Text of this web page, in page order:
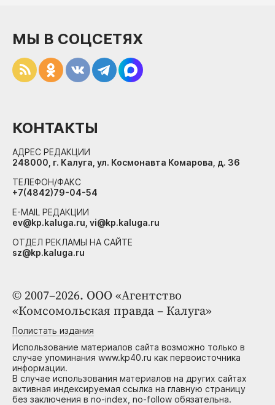
© 2007–2026. ООО «Агентство
«Комсомольская правда – Калуга»
Полистать издания
Использование материалов сайта возможно только в
случае упоминания www.kp40.ru как первоисточника
информации.
В случае использования материалов на других сайтах
активная индексируемая ссылка на главную страницу
без заключения в no-index, no-follow обязательна.
МЫ В СОЦСЕТЯХ
КОНТАКТЫ
АДРЕС РЕДАКЦИИ
248000, г. Калуга, ул. Космонавта Комарова, д. 36
ТЕЛЕФОН/ФАКС
+7(4842)79-04-54
E-MAIL РЕДАКЦИИ
ev@kp.kaluga.ru, vi@kp.kaluga.ru
ОТДЕЛ РЕКЛАМЫ НА САЙТЕ
sz@kp.kaluga.ru